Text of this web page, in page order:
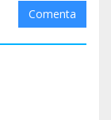
el trabajo
final
y no
Comenta